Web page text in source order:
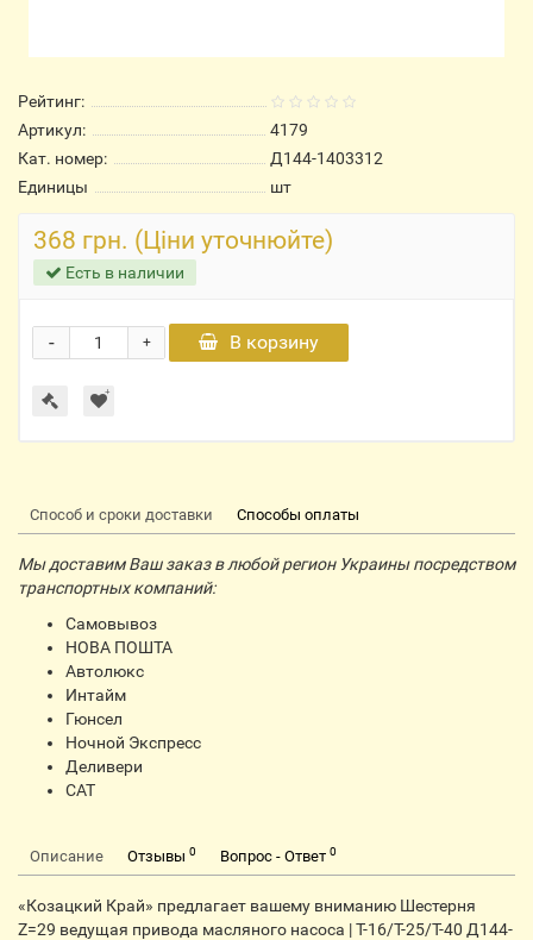
Рейтинг:
Артикул:
4179
Кат. номер:
Д144-1403312
Единицы
шт
368 грн. (Ціни уточнюйте)
Есть в наличии
+
- В корзину
Способ и сроки доставки Способы оплаты
Мы доставим Ваш заказ в любой регион Украины посредством
транспортных компаний:
Самовывоз
НОВА ПОШТА
Автолюкс
Интайм
Гюнсел
Ночной Экспресс
Деливери
CАТ
Описание Отзывы 0 Вопрос - Ответ 0
«Козацкий Край» предлагает вашему вниманию Шестерня
Z=29 ведущая привода масляного насоса | Т-16/Т-25/Т-40 Д144-